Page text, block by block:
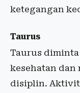
ketegangan
Taurus
Taurus
kesehatan dan
disiplin.